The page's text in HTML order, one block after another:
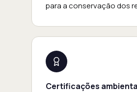
para a conservação dos
Certificações